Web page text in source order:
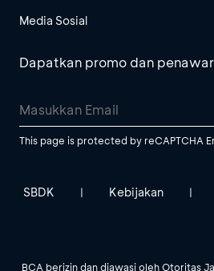
Media Sosial
Dapatkan promo dan
This page is protected by reCAPTCHA
SBDK | Kebijakan |
BCA berizin dan diawasi oleh Otoritas